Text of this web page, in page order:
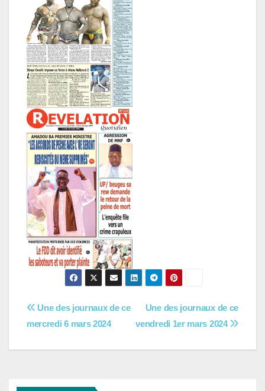
Navigation
Une des journaux de ce
vendredi 1er mars 2024
Une des journaux de ce
mercredi 6 mars 2024